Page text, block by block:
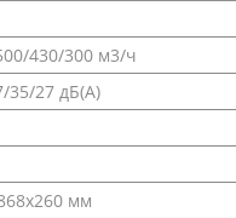
430/300 м3/ч
35/27 дБ(А)
мм